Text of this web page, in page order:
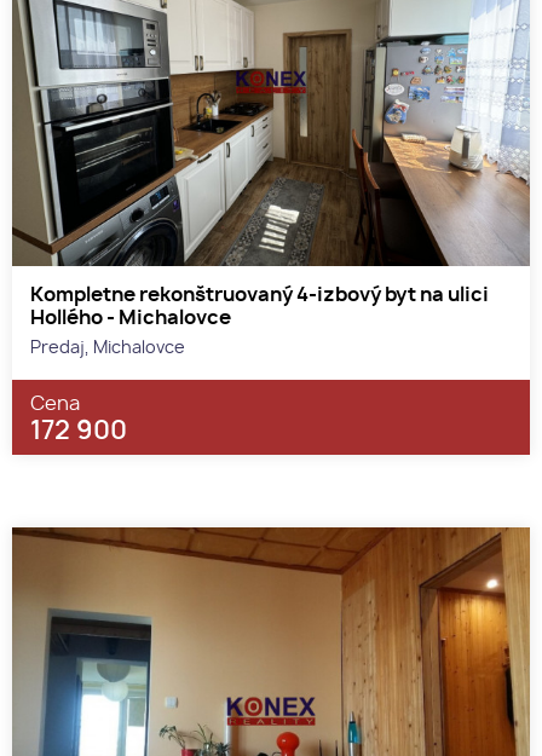
Kompletne rekonštruovaný 4-izbový byt na ulici
Hollého - Michalovce
Predaj, Michalovce
Cena
172 900